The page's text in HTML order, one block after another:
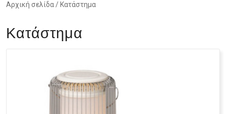
Αρχική σελίδα / Κατάστημα
Κατάστημα